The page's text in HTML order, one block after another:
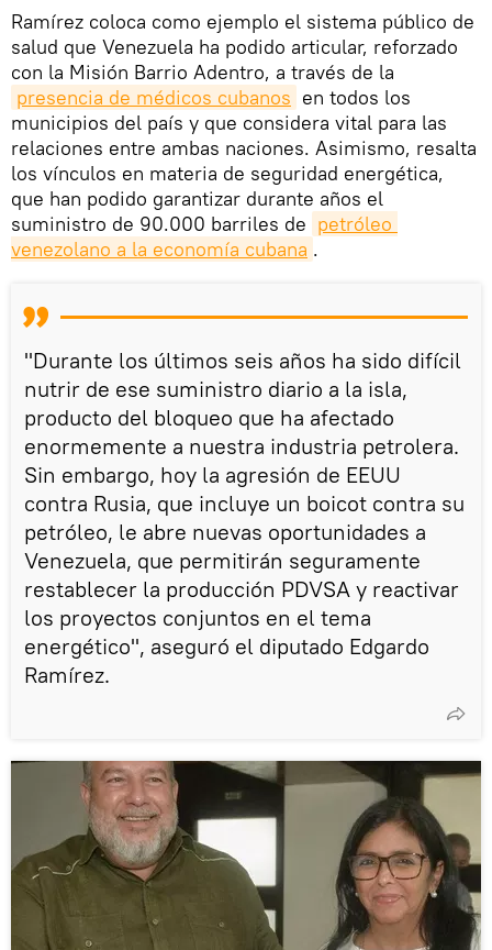
Ramírez coloca como ejemplo el sistema público de
salud que Venezuela ha podido articular, reforzado
con la Misión Barrio Adentro, a través de la
presencia de médicos cubanos en todos los
municipios del país y que considera vital para las
relaciones entre ambas naciones. Asimismo, resalta
los vínculos en materia de seguridad energética,
que han podido garantizar durante años el
suministro de 90.000 barriles de petróleo
venezolano a la economía cubana .
"Durante los últimos seis años ha sido difícil
nutrir de ese suministro diario a la isla,
producto del bloqueo que ha afectado
enormemente a nuestra industria petrolera.
Sin embargo, hoy la agresión de EEUU
contra Rusia, que incluye un boicot contra su
petróleo, le abre nuevas oportunidades a
Venezuela, que permitirán seguramente
restablecer la producción PDVSA y reactivar
los proyectos conjuntos en el tema
energético", aseguró el diputado Edgardo
Ramírez.